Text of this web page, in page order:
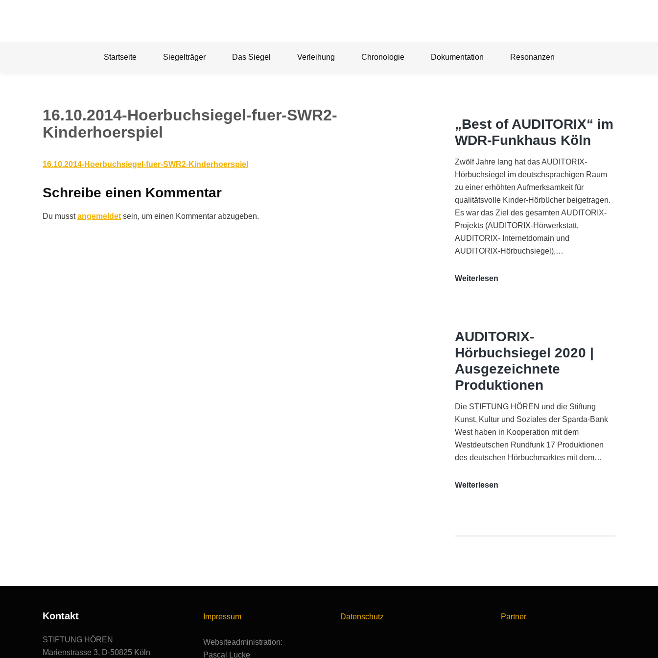
Startseite Siegelträger Das Siegel Verleihung Chronologie Dokumentation Resonanzen
16.10.2014-Hoerbuchsiegel-fuer-SWR2-
Kinderhoerspiel
16.10.2014-Hoerbuchsiegel-fuer-SWR2-Kinderhoerspiel
Schreibe einen Kommentar
Du musstangemeldet sein, um einen Kommentar abzugeben.
„Best of AUDITORIX“ im
WDR-Funkhaus Köln
Zwölf Jahre lang hat das AUDITORIX-
Hörbuchsiegel im deutschsprachigen Raum
zu einer erhöhten Aufmerksamkeit für
qualitätsvolle Kinder-Hörbücher beigetragen.
Es war das Ziel des gesamten AUDITORIX-
Projekts (AUDITORIX-Hörwerkstatt,
AUDITORIX- Internetdomain und
AUDITORIX-Hörbuchsiegel),…
Weiterlesen
Funkhaus
Köln
AUDITORIX-
Hörbuchsiegel 2020 |
Ausgezeichnete
Produktionen
Die STIFTUNG HÖREN und die Stiftung
Kunst, Kultur und Soziales der Sparda-Bank
West haben in Kooperation mit dem
Westdeutschen Rundfunk 17 Produktionen
des deutschen Hörbuchmarktes mit dem…
Weiterlesen
Ausgezeichnete
Kontakt
STIFTUNG HÖREN
Marienstrasse 3, D-50825 Köln
Impressum
Websiteadministration:
Pascal Lucke
Datenschutz Partner